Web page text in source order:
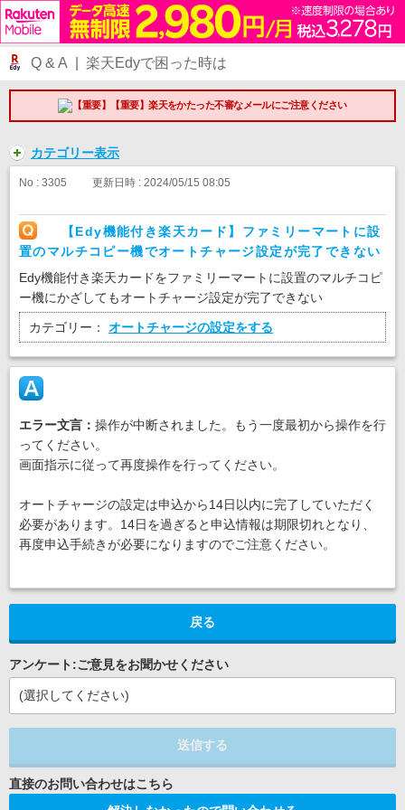
Q & A | 楽天Edyで困った時は
【重要】楽天をかたった不審なメールにご注意ください
カテゴリー表示
No : 3305 更新日時 : 2024/05/15 08:05
【Edy機能付き楽天カード】ファミリーマートに設
置のマルチコピー機でオートチャージ設定が完了できない
Edy機能付き楽天カードをファミリーマートに設置のマルチコピ
ー機にかざしてもオートチャージ設定が完了できない
カテゴリー： オートチャージの設定をする
エラー文言： 操作が中断されました。もう一度最初から操作を行
ってください。
画面指示に従って再度操作を行ってください。
オートチャージの設定は申込から14日以内に完了していただく
必要があります。14日を過ぎると申込情報は期限切れとなり、
再度申込手続きが必要になりますのでご注意ください。
戻る
アンケート:ご意見をお聞かせください
(選択してください)
送信する